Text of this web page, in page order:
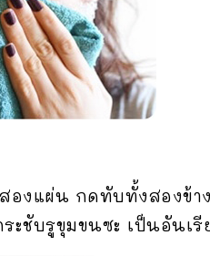
งแผ่น กดทับทั้งสองข้า
ะชับรูขุมขนซะ เป็นอันเรี